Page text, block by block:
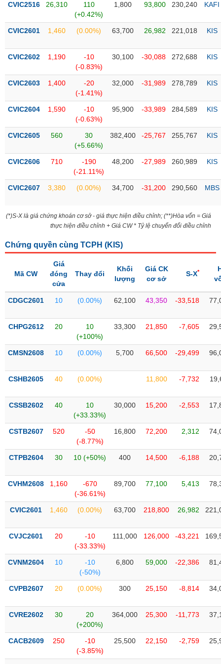
thái
phiếu
mô
thị
Niêm
Niêm
mới
yết
yết
dõi
biệt
được
ký
Danh
phiếu
tiết
quan
dịch
chính
tích
thuật
sơ
doanh
Tin
CVIC2516 26,310
110
(+0.42%)
1,800 93,800 230,240 KAFI
CVIC2601 1,460 (0.00%) 63,700 26,982 221,018 KIS
CVIC2602 1,190
-10
(-0.83%)
30,100 -30,088 272,688 KIS
CVIC2603 1,400
-20
(-1.41%)
32,000 -31,989 278,789 KIS
CVIC2604 1,590
-10
(-0.63%)
95,900 -33,989 284,589 KIS
CVIC2605 560
30
(+5.66%)
382,400 -25,767 255,767 KIS
CVIC2606 710
-190
(-21.11%)
48,200 -27,989 260,989 KIS
CVIC2607 3,380 (0.00%) 34,700 -31,200 290,560 MBS
(*)S-X là giá chứng khoán cơ sở - giá thực hiện điều chỉnh; (**)Hòa vốn = Giá
thực hiện điều chỉnh + Giá CW * Tỷ lệ chuyển đổi điều chỉnh
Chứng quyền cùng TCPH (KIS)
Mã CW
Giá
đóng
cửa
Thay đổi
Khối
lượng
Giá CK
cơ sở
S-X*
CDGC2601 10 (0.00%) 62,100 43,350 -33,518
CHPG2612 20
10
(+100%)
33,300 21,850 -7,605
CMSN2608 10 (0.00%) 5,700 66,500 -29,499
CSHB2605 40 (0.00%) 11,800 -7,732
CSSB2602 40
10
(+33.33%)
30,000 15,200 -2,553
CSTB2607 520
-50
(-8.77%)
16,800 72,200 2,312
CTPB2604 30 10 (+50%) 400 14,500 -6,188
CVHM2608 1,160
-670
(-36.61%)
89,700 77,100 5,413
CVIC2601 1,460 (0.00%) 63,700 218,800 26,982
CVJC2601 20
-10
(-33.33%)
111,000 126,000 -43,221
CVNM2604 10
-10
(-50%)
6,800 59,000 -22,386
CVPB2607 20 (0.00%) 300 25,150 -8,814
CVRE2602 30
20
(+200%)
364,000 25,300 -11,773
CACB2609 250
-10
(-3.85%)
25,500 22,150 -2,759
NGÀNH
DOANH
NGHIỆP
PHIẾU
PHÁI
TRÁI
PHIẾU
CỤ
TƯ
XUẤT
LIỆU
MỚI
(-)
SECTOR
NĂNG
VẬT
CÔNG